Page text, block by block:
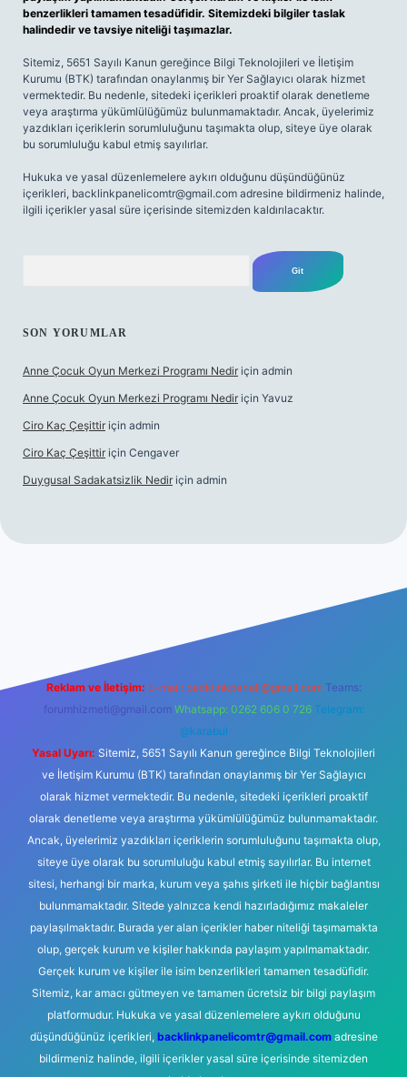
benzerlikleri tamamen tesadüfidir. Sitemizdeki bilgiler taslak
halindedir ve tavsiye niteliği taşımazlar.
Sitemiz, 5651 Sayılı Kanun gereğince Bilgi Teknolojileri ve İletişim
Kurumu (BTK) tarafından onaylanmış bir Yer Sağlayıcı olarak hizmet
vermektedir. Bu nedenle, sitedeki içerikleri proaktif olarak denetleme
veya araştırma yükümlülüğümüz bulunmamaktadır. Ancak, üyelerimiz
yazdıkları içeriklerin sorumluluğunu taşımakta olup, siteye üye olarak
bu sorumluluğu kabul etmiş sayılırlar.
Hukuka ve yasal düzenlemelere aykırı olduğunu düşündüğünüz
içerikleri, backlinkpanelicomtr@gmail.com adresine bildirmeniz halinde,
ilgili içerikler yasal süre içerisinde sitemizden kaldırılacaktır.
SON YORUMLAR
Anne Çocuk Oyun Merkezi Programı Nedir için admin
Anne Çocuk Oyun Merkezi Programı Nedir için Yavuz
Ciro Kaç Çeşittir için admin
Ciro Kaç Çeşittir için Cengaver
Duygusal Sadakatsizlik Nedir için admin
elexbetgiris.org
Reklam ve İletişim: E-mail: backlinkpaneli@gmail.com Teams:
forumhizmeti@gmail.com Whatsapp: 0262 606 0 726 Telegram:
@karabul
Yasal Uyarı: Sitemiz, 5651 Sayılı Kanun gereğince Bilgi Teknolojileri
ve İletişim Kurumu (BTK) tarafından onaylanmış bir Yer Sağlayıcı
olarak hizmet vermektedir. Bu nedenle, sitedeki içerikleri proaktif
olarak denetleme veya araştırma yükümlülüğümüz bulunmamaktadır.
Ancak, üyelerimiz yazdıkları içeriklerin sorumluluğunu taşımakta olup,
siteye üye olarak bu sorumluluğu kabul etmiş sayılırlar. Bu internet
sitesi, herhangi bir marka, kurum veya şahıs şirketi ile hiçbir bağlantısı
bulunmamaktadır. Sitede yalnızca kendi hazırladığımız makaleler
paylaşılmaktadır. Burada yer alan içerikler haber niteliği taşımamakta
olup, gerçek kurum ve kişiler hakkında paylaşım yapılmamaktadır.
Gerçek kurum ve kişiler ile isim benzerlikleri tamamen tesadüfidir.
Sitemiz, kar amacı gütmeyen ve tamamen ücretsiz bir bilgi paylaşım
platformudur. Hukuka ve yasal düzenlemelere aykırı olduğunu
düşündüğünüz içerikleri, backlinkpanelicomtr@gmail.comadresine
bildirmeniz halinde, ilgili içerikler yasal süre içerisinde sitemizden